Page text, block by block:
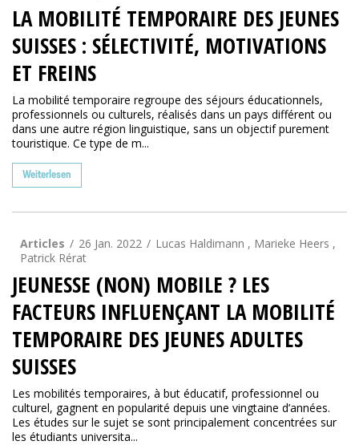
LA MOBILITÉ TEMPORAIRE DES JEUNES
SUISSES : SÉLECTIVITÉ, MOTIVATIONS
ET FREINS
La mobilité temporaire regroupe des séjours éducationnels,
professionnels ou culturels, réalisés dans un pays différent ou
dans une autre région linguistique, sans un objectif purement
touristique. Ce type de m...
Weiterlesen
Articles 26 Jan. 2022
Lucas Haldimann , Marieke Heers ,
Patrick Rérat
JEUNESSE (NON) MOBILE ? LES
FACTEURS INFLUENÇANT LA MOBILITÉ
TEMPORAIRE DES JEUNES ADULTES
SUISSES
Les mobilités temporaires, à but éducatif, professionnel ou
culturel, gagnent en popularité depuis une vingtaine d’années.
Les études sur le sujet se sont principalement concentrées sur
les étudiants universita...